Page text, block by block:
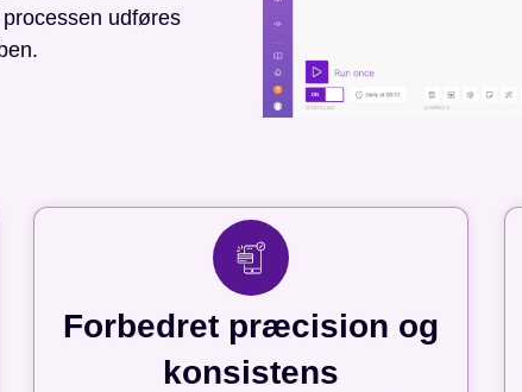
udføres
Forbedret præcision og
konsistens